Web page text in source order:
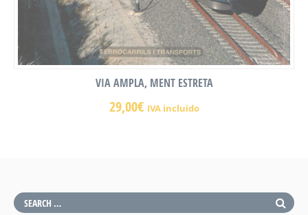
VIA AMPLA, MENT ESTRETA
29,00€ IVA incluido